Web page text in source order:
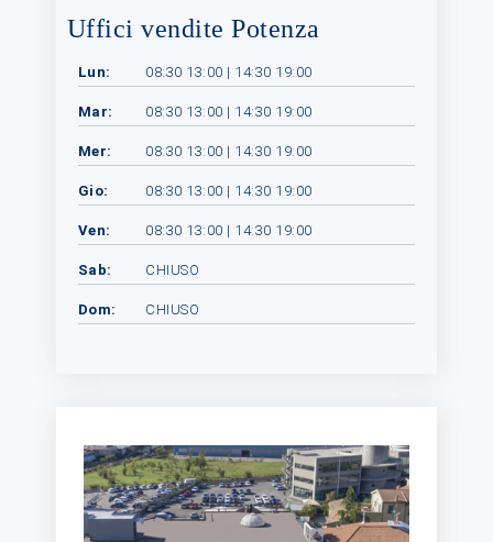
Uffici vendite Potenza
Lun: 08:30 13:00 | 14:30 19:00
Mar: 08:30 13:00 | 14:30 19:00
Mer: 08:30 13:00 | 14:30 19:00
Gio: 08:30 13:00 | 14:30 19:00
Ven: 08:30 13:00 | 14:30 19:00
Sab: CHIUSO
Dom: CHIUSO